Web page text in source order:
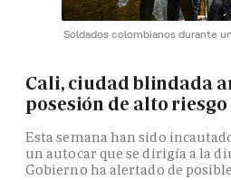
Soldados colombianos durante
Cali, ciudad blindada
posesión de alto
Esta semana han sido
un autocar que se dirigía a la
Gobierno ha alertado de